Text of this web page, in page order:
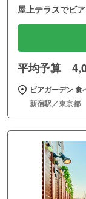
屋上テラスでビ
平均予算
ビアガーデン
新宿駅／東京都